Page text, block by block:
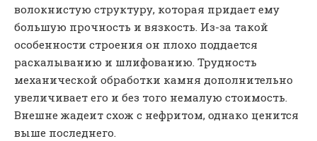
волокнистую структуру, которая придает ему
большую прочность и вязкость. Из-за такой
особенности строения он плохо поддается
раскалыванию и шлифованию. Трудность
механической обработки камня дополнительно
увеличивает его и без того немалую стоимость.
Внешне жадеит схож с нефритом, однако ценится
выше последнего.